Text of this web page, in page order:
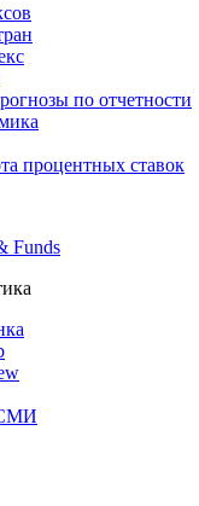
по отчетности
процентных ставок